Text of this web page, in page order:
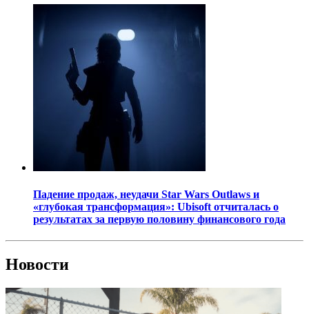
Падение продаж, неудачи Star Wars Outlaws и
«глубокая трансформация»: Ubisoft отчиталась о
результатах за первую половину финансового года
Новости